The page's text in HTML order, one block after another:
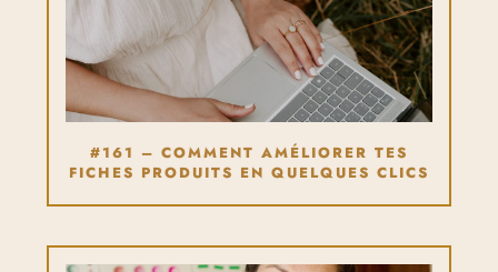
#161 – COMMENT AMÉLIORER TES
FICHES PRODUITS EN QUELQUES CLICS